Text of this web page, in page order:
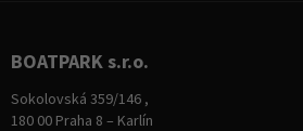
BOATPARK s.r.o.
Sokolovská 359/146 ,
180 00 Praha 8 – Karlín